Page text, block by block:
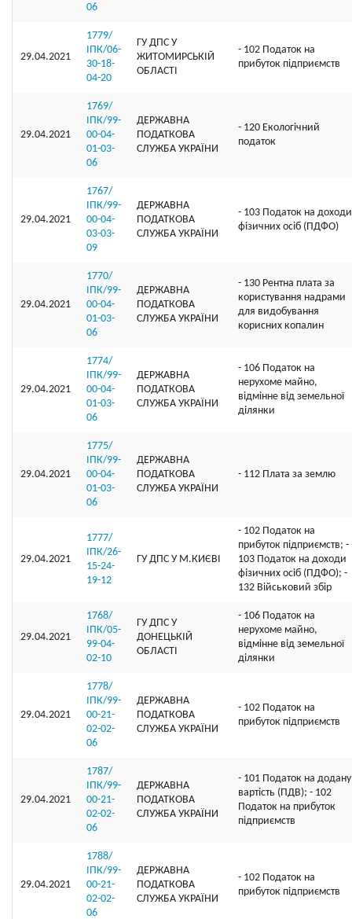
06
29.04.2021
1779/
ІПК/06-
30-18-
04-20
ГУ ДПС У
ЖИТОМИРСЬКІЙ
ОБЛАСТІ
- 102 Податок на
прибуток підприємств
29.04.2021
1769/
ІПК/99-
00-04-
01-03-
06
ДЕРЖАВНА
ПОДАТКОВА
СЛУЖБА УКРАЇНИ
- 120 Екологічний
податок
29.04.2021
1767/
ІПК/99-
00-04-
03-03-
09
ДЕРЖАВНА
ПОДАТКОВА
СЛУЖБА УКРАЇНИ
- 103 Податок на доходи
фізичних осіб (ПДФО)
29.04.2021
1770/
ІПК/99-
00-04-
01-03-
06
ДЕРЖАВНА
ПОДАТКОВА
СЛУЖБА УКРАЇНИ
- 130 Рентна плата за
користування надрами
для видобування
корисних копалин
29.04.2021
1774/
ІПК/99-
00-04-
01-03-
06
ДЕРЖАВНА
ПОДАТКОВА
СЛУЖБА УКРАЇНИ
- 106 Податок на
нерухоме майно,
відмінне від земельної
ділянки
29.04.2021
1775/
ІПК/99-
00-04-
01-03-
06
ДЕРЖАВНА
ПОДАТКОВА
СЛУЖБА УКРАЇНИ
- 112 Плата за землю
29.04.2021
1777/
ІПК/26-
15-24-
19-12
ГУ ДПС У М.КИЄВІ
- 102 Податок на
прибуток підприємств; -
103 Податок на доходи
фізичних осіб (ПДФО); -
132 Військовий збір
29.04.2021
1768/
ІПК/05-
99-04-
02-10
ГУ ДПС У
ДОНЕЦЬКІЙ
ОБЛАСТІ
- 106 Податок на
нерухоме майно,
відмінне від земельної
ділянки
29.04.2021
1778/
ІПК/99-
00-21-
02-02-
06
ДЕРЖАВНА
ПОДАТКОВА
СЛУЖБА УКРАЇНИ
- 102 Податок на
прибуток підприємств
29.04.2021
1787/
ІПК/99-
00-21-
02-02-
06
ДЕРЖАВНА
ПОДАТКОВА
СЛУЖБА УКРАЇНИ
- 101 Податок на додану
вартість (ПДВ); - 102
Податок на прибуток
підприємств
29.04.2021
1788/
ІПК/99-
00-21-
02-02-
06
ДЕРЖАВНА
ПОДАТКОВА
СЛУЖБА УКРАЇНИ
- 102 Податок на
прибуток підприємств